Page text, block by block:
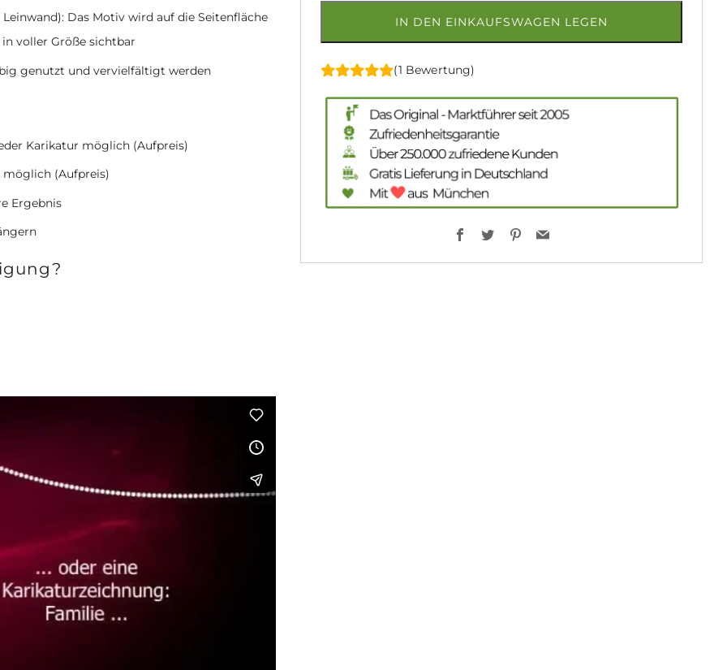
IN DEN EINKAUFSWAGEN LEGEN
(1 Bewertung)
Facebook
TwitterPinterest
Das Motiv wird auf die Seitenfläche
voller Größe sichtbar
genutzt und vervielfältigt werden
Karikatur möglich (Aufpreis)
(Aufpreis)
Ergebnis